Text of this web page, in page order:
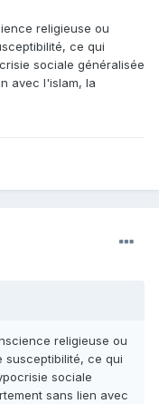
religieuse ou
ce qui
sociale généralisée
avec l'islam, la
religieuse ou
susceptibilité, ce qui
sociale
sans lien avec